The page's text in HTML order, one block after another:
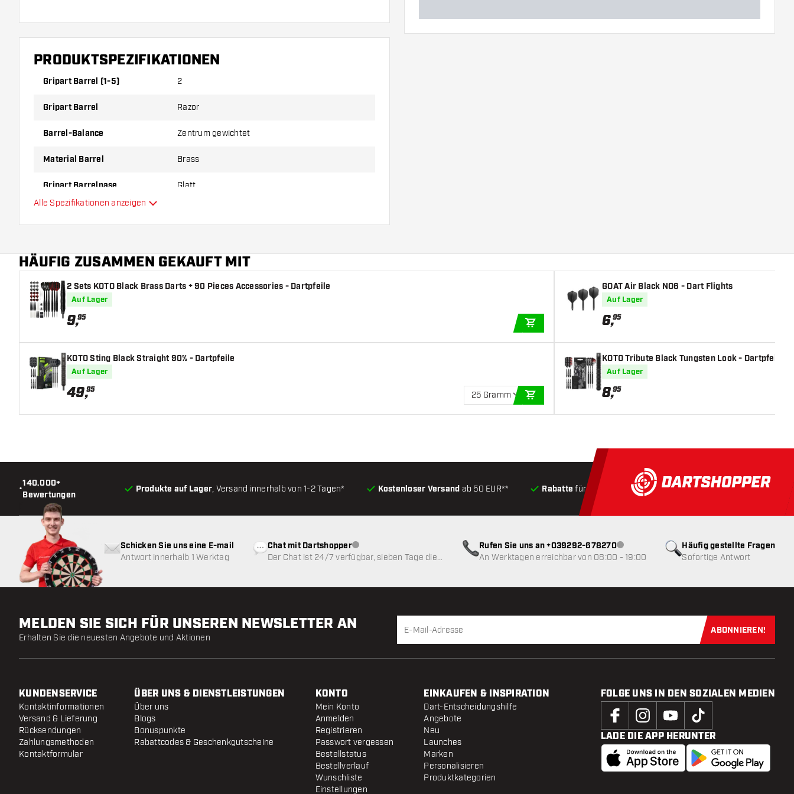
PRODUKTSPEZIFIKATIONEN
Gripart Barrel (1-5) 2
Gripart Barrel Razor
Barrel-Balance Zentrum gewichtet
Material Barrel Brass
Gripart Barrelnase Glatt
Form Barrelnase
Barrel Gripzone
Barrelform
Gewicht
Barreldurchmesser (MM)
Barrellänge (MM)
Alle Spezifikationen anzeigen
HÄUFIG ZUSAMMEN GEKAUFT MIT
2 Sets KOTO Black Brass Darts + 90 Pieces Accessories - Dartpfeile
Auf Lager
9,95
IN DEN WARENKORB
KOTO Sting Black Straight 90% - Dartpfeile
Auf Lager
49,95
25 Gramm
IN DEN WARENKORB
GOAT Air Black NO6 - Dart Flights
Auf Lager
6,95
KOTO Tribute Black Tungsten Look - Dartpfeile
Auf Lager
8,95
•
140.000+
Bewertungen
Produkte auf Lager, Versand innerhalb von 1-2 Tagen* Kostenloser Versand ab 50 EUR** Rabatte für Kunden Produkte auf Lager, Versand
Häufig gestellte Fragen
Sofortige Antwort
Schicken Sie uns eine E-mail
Antwort innerhalb 1 Werktag
Chat mit DartshopperKundenservice nicht verfügbar
Der Chat ist 24/7 verfügbar, sieben Tage die
Rufen Sie uns an +039292-678270Kundenservice nicht verfügbar
An Werktagen erreichbar von 08:00 - 19:00
MELDEN SIE SICH FÜR UNSEREN NEWSLETTER AN
Erhalten Sie die neuesten Angebote und Aktionen
Jetzt für
ABONNIEREN!
KUNDENSERVICE
Kontaktinformationen
Versand & Lieferung
Rücksendungen
Zahlungsmethoden
Kontaktformular
ÜBER UNS & DIENSTLEISTUNGEN
Über uns
Blogs
Bonuspunkte
Rabattcodes & Geschenkgutscheine
KONTO
Mein Konto
Anmelden
Registrieren
Passwort vergessen
Bestellstatus
Bestellverlauf
Wunschliste
Einstellungen
EINKAUFEN & INSPIRATION
Dart-Entscheidungshilfe
Angebote
Neu
Launches
Marken
Personalisieren
Produktkategorien
FOLGE UNS IN DEN SOZIALEN MEDIEN
LADE DIE APP HERUNTER